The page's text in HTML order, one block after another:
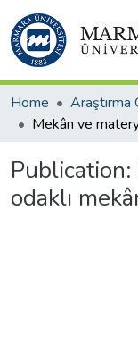
Home Araştırma
Publication:
odaklı